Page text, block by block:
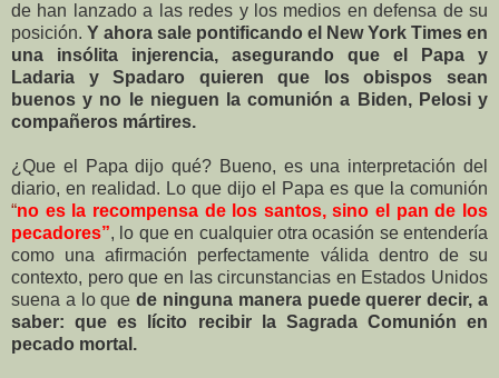
de han lanzado a las redes y los medios en defensa de su
posición. Y ahora sale pontificando el New York Times en
una insólita injerencia, asegurando que el Papa y
Ladaria y Spadaro quieren que los obispos sean
buenos y no le nieguen la comunión a Biden, Pelosi y
compañeros mártires.
¿Que el Papa dijo qué? Bueno, es una interpretación del
diario, en realidad. Lo que dijo el Papa es que la comunión
“no es la recompensa de los santos, sino el pan de los
pecadores”, lo que en cualquier otra ocasión se entendería
como una afirmación perfectamente válida dentro de su
contexto, pero que en las circunstancias en Estados Unidos
suena a lo quede ninguna manera puede querer decir, a
saber: que es lícito recibir la Sagrada Comunión en
pecado mortal.